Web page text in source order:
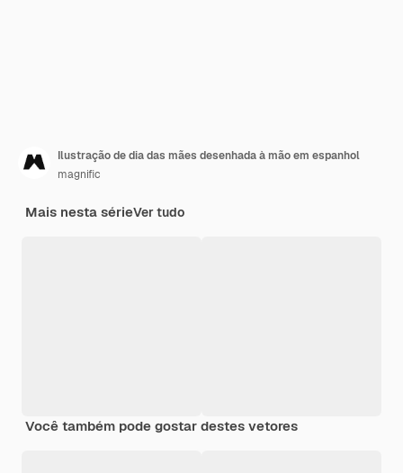
Ilustração de dia das mães desenhada à mão em espanhol
magnific
Mais nesta sérieVer tudo
Você também pode gostar destes vetores